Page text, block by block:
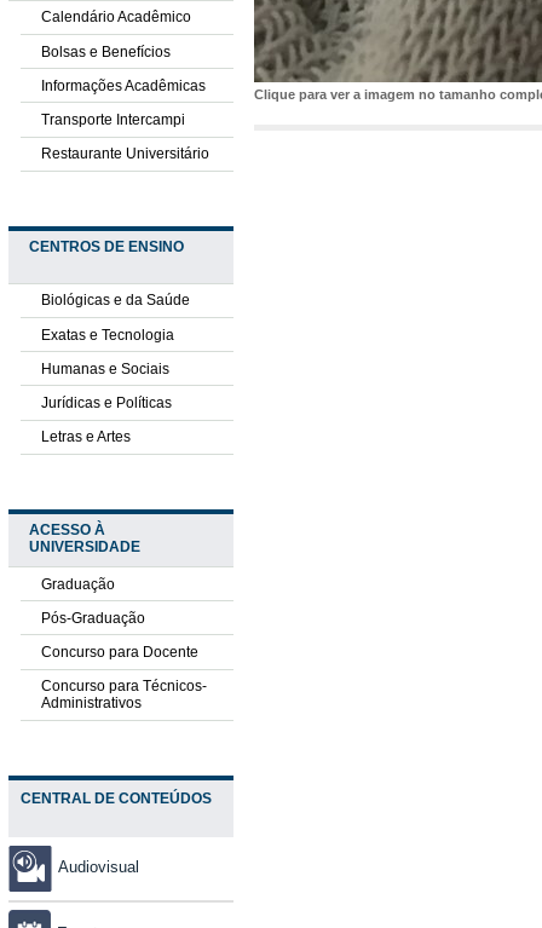
Calendário Acadêmico
Bolsas e Benefícios
Informações Acadêmicas
Transporte Intercampi
Restaurante Universitário
CENTROS DE ENSINO
Biológicas e da Saúde
Exatas e Tecnologia
Humanas e Sociais
Jurídicas e Políticas
Letras e Artes
ACESSO À
UNIVERSIDADE
Graduação
Pós-Graduação
Concurso para Docente
Concurso para Técnicos-
Administrativos
CENTRAL DE CONTEÚDOS
Audiovisual
Clique para ver a imagem no tamanho